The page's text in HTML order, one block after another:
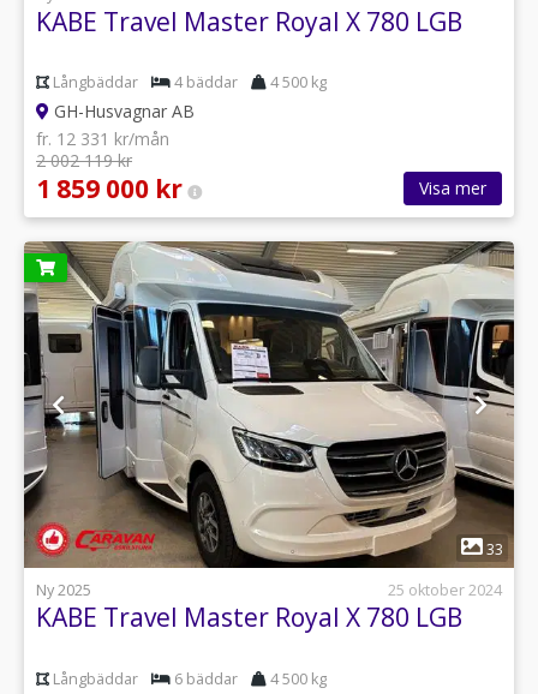
KABE Travel Master Royal X 780 LGB
Långbäddar 4 bäddar 4 500 kg
GH-Husvagnar AB
fr. 12 331 kr/mån
2 002 119 kr
1 859 000 kr Visa mer
1
33
Ny 2025
25 oktober 2024
KABE Travel Master Royal X 780 LGB
Långbäddar 6 bäddar 4 500 kg